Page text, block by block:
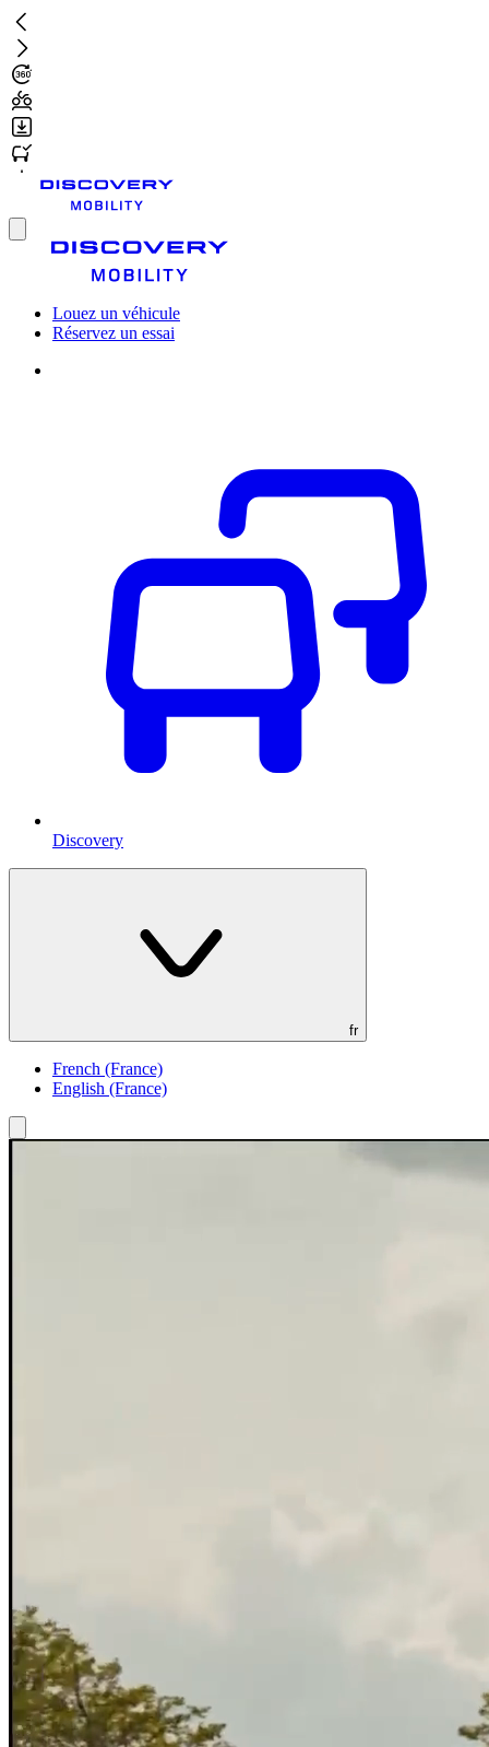
Aller
au
contenu
principal
Toggle
Louez un véhicule
Réservez un essai
Discovery
fr
French (France)
English (France)
Toggle